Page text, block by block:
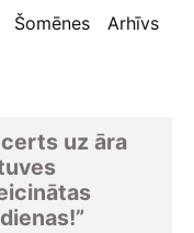
Šomēnes Arhīvs
uz āra